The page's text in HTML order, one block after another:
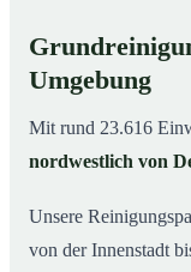
Umgebung
Mit rund 23.616
nordwestlich von
Unsere
von der Innenstadt